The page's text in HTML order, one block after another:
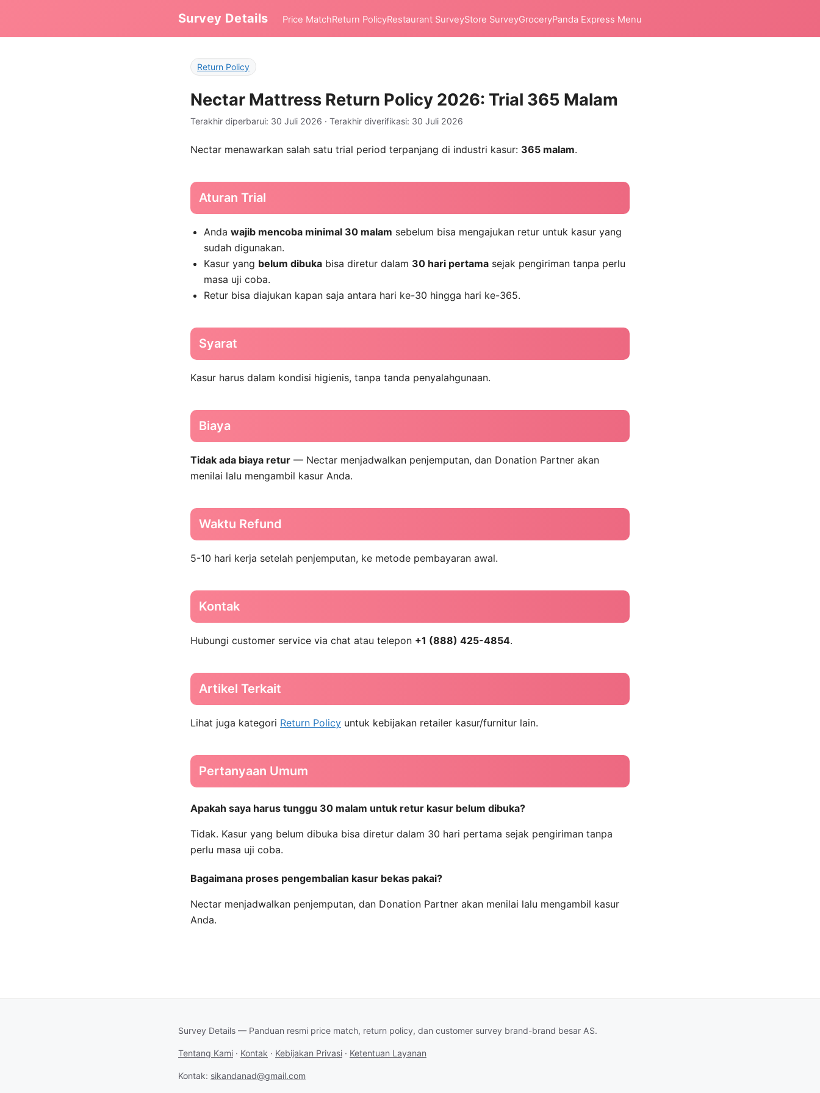
Survey Details Price MatchReturn PolicyRestaurant SurveyStore SurveyGroceryPanda Express Menu
Return Policy
Nectar Mattress Return Policy 2026: Trial 365 Malam
Terakhir diperbarui: 30 Juli 2026 · Terakhir diverifikasi: 30 Juli 2026
Nectar menawarkan salah satu trial period terpanjang di industri kasur: 365 malam.
Aturan Trial
Andawajib mencoba minimal 30 malam sebelum bisa mengajukan retur untuk kasur yang
sudah digunakan.
Kasur yang belum dibuka bisa diretur dalam 30 hari pertama sejak pengiriman tanpa perlu
masa uji coba.
Retur bisa diajukan kapan saja antara hari ke-30 hingga hari ke-365.
Syarat
Kasur harus dalam kondisi higienis, tanpa tanda penyalahgunaan.
Biaya
Tidak ada biaya retur — Nectar menjadwalkan penjemputan, dan Donation Partner akan
menilai lalu mengambil kasur Anda.
Waktu Refund
5-10 hari kerja setelah penjemputan, ke metode pembayaran awal.
Kontak
Hubungi customer service via chat atau telepon +1 (888) 425-4854.
Artikel Terkait
Lihat juga kategori Return Policy untuk kebijakan retailer kasur/furnitur lain.
Pertanyaan Umum
Apakah saya harus tunggu 30 malam untuk retur kasur belum dibuka?
Tidak. Kasur yang belum dibuka bisa diretur dalam 30 hari pertama sejak pengiriman tanpa
perlu masa uji coba.
Bagaimana proses pengembalian kasur bekas pakai?
Nectar menjadwalkan penjemputan, dan Donation Partner akan menilai lalu mengambil kasur
Anda.
Survey Details — Panduan resmi price match, return policy, dan customer survey brand-brand besar AS.
Tentang Kami · Kontak · Kebijakan Privasi · Ketentuan Layanan
Kontak: sikandanad@gmail.com